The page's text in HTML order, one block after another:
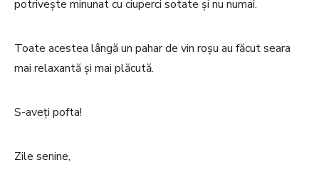
potrivește minunat cu ciuperci sotate și nu numai.
Toate acestea lângă un pahar de vin roșu au făcut seara
mai relaxantă și mai plăcută.
S-aveți pofta!
Zile senine,